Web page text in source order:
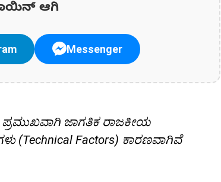
ಆಗಿ
Messenger
ಜಾಗತಿಕ ರಾಜಕೀಯ
(Technical Factors) ಕಾರಣವಾಗಿವೆ